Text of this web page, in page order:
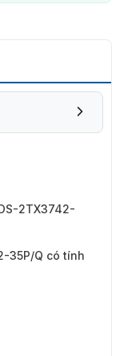
2TX3742-
35P/Q có tính